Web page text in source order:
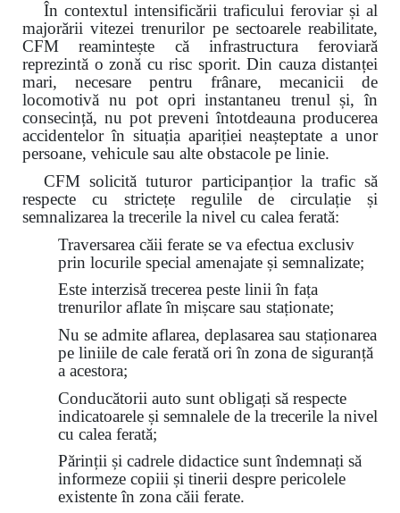
În contextul intensificării traficului feroviar și al
majorării vitezei trenurilor pe sectoarele reabilitate,
CFM reamintește că infrastructura feroviară
reprezintă o zonă cu risc sporit. Din cauza distanței
mari, necesare pentru frânare, mecanicii de
locomotivă nu pot opri instantaneu trenul și, în
consecință, nu pot preveni întotdeauna producerea
accidentelor în situația apariției neașteptate a unor
persoane, vehicule sau alte obstacole pe linie.
CFM solicită tuturor participanțior la trafic să
respecte cu strictețe regulile de circulație și
semnalizarea la trecerile la nivel cu calea ferată:
Traversarea căii ferate se va efectua exclusiv
prin locurile special amenajate și semnalizate;
Este interzisă trecerea peste linii în fața
trenurilor aflate în mișcare sau staționate;
Nu se admite aflarea, deplasarea sau staționarea
pe liniile de cale ferată ori în zona de siguranță
a acestora;
Conducătorii auto sunt obligați să respecte
indicatoarele și semnalele de la trecerile la nivel
cu calea ferată;
Părinții și cadrele didactice sunt îndemnați să
informeze copiii și tinerii despre pericolele
existente în zona căii ferate.